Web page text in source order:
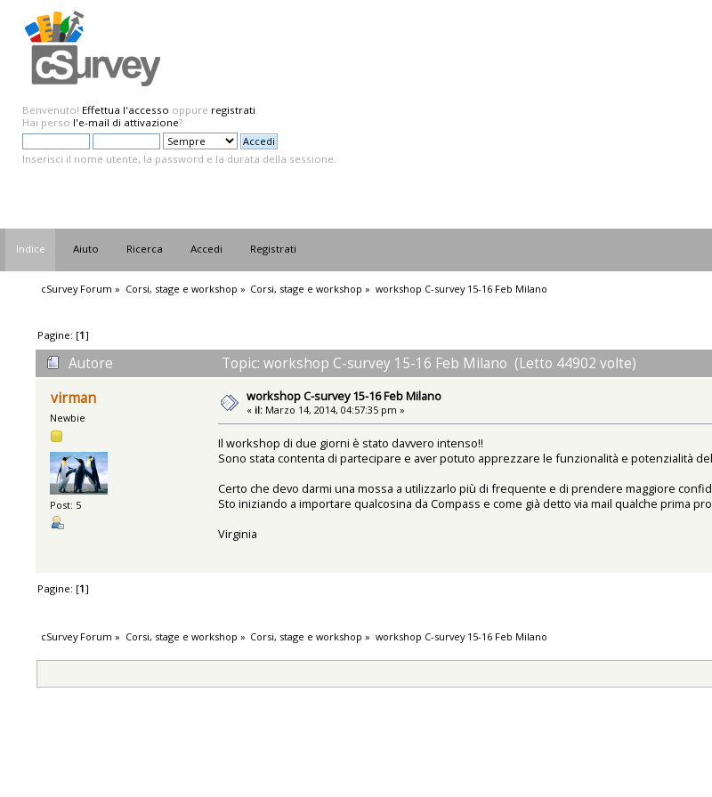
Benvenuto! Effettua l'accesso oppure registrati.
Hai perso l'e-mail di attivazione?
Inserisci il nome utente, la password e la durata della sessione.
Indice Aiuto Ricerca Accedi Registrati
cSurvey Forum » Corsi, stage e workshop » Corsi, stage e workshop » workshop C-survey 15-16 Feb Milano
Pagine: [1]
Autore
Topic: workshop C-survey 15-16 Feb Milano (Letto 44902 volte)
virman
Newbie
Post: 5
workshop C-survey 15-16 Feb Milano
« il: Marzo 14, 2014, 04:57:35 pm »
Il workshop di due giorni è stato davvero intenso!!
Sono stata contenta di partecipare e aver potuto apprezzare le funzionalità e potenzialità
Certo che devo darmi una mossa a utilizzarlo più di frequente e di prendere maggiore
Sto iniziando a importare qualcosina da Compass e come già detto via mail qualche prima
Virginia
Pagine: [1]
cSurvey Forum » Corsi, stage e workshop » Corsi, stage e workshop » workshop C-survey 15-16 Feb Milano